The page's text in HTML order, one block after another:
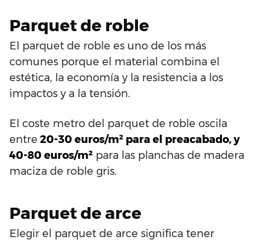
Parquet de roble
El parquet de roble es uno de los más
comunes porque el material combina el
estética, la economía y la resistencia a los
impactos y a la tensión.
El coste metro del parquet de roble oscila
entre 20-30 euros/m² para el preacabado, y
40-80 euros/m² para las planchas de madera
maciza de roble gris.
Parquet de arce
Elegir el parquet de arce significa tener